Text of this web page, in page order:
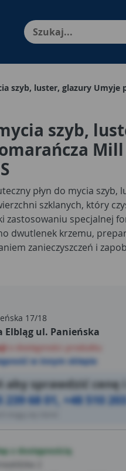
nawigacja: Enter - przejdź
szyb, luster, glazury Umyje
szyb,
Mill
płyn do mycia szyb,
szklanych, który
zastosowaniu specjalnej
dwutlenek krzemu,
zanieczyszczeń i
17/18
Elbląg ul. Panieńska
o dostępności produktu
w innym sklepie
aby sprawdzić cenę
239 68 01, +48 510
z dostępnością